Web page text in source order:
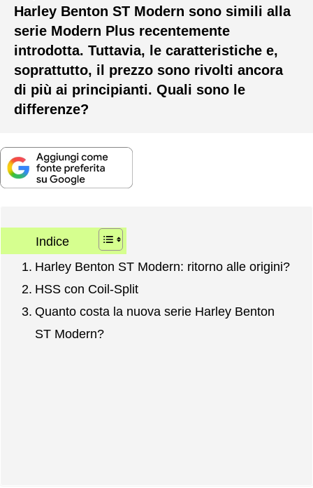
Harley Benton ST Modern sono simili alla
serie Modern Plus recentemente
introdotta. Tuttavia, le caratteristiche e,
soprattutto, il prezzo sono rivolti ancora
di più ai principianti. Quali sono le
differenze?
Indice
Harley Benton ST Modern: ritorno alle origini?
HSS con Coil-Split
Quanto costa la nuova serie Harley Benton
ST Modern?